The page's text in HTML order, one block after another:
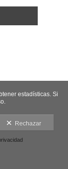
estadísticas. Si
Rechazar